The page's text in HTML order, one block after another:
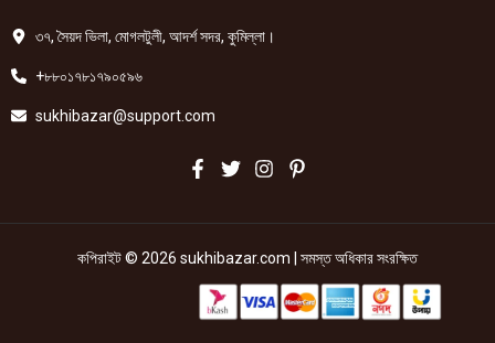
৩৭, সৈয়দ ভিলা, মোগলটুলী, আদর্শ সদর, কুমিল্লা।
+৮৮০১৭৮১৭৯০৫৯৬
sukhibazar@support.com
কপিরাইট © 2026 sukhibazar.com | সমস্ত অধিকার সংরক্ষিত